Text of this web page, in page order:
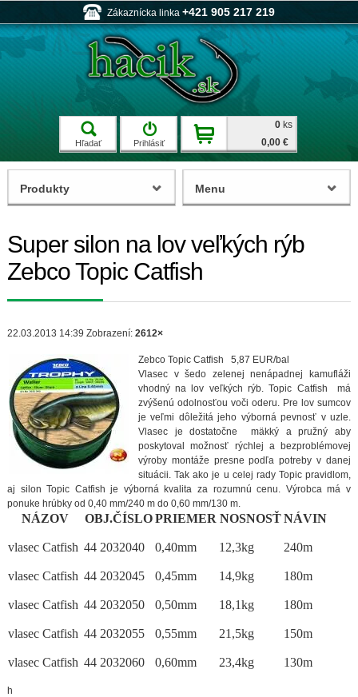
Zákaznícka linka +421 905 217 219
Hľadať Prihlásiť
0 ks
0,00 €
Super silon na lov veľkých rýb
Zebco Topic Catfish
22.03.2013 14:39 Zobrazení: 2612×
Zebco Topic Catfish 5,87 EUR/bal
Vlasec v šedo zelenej nenápadnej kamufláži
vhodný na lov veľkých rýb. Topic Catfish má
zvýšenú odolnosťou voči oderu. Pre lov sumcov
je veľmi dôležitá jeho výborná pevnosť v uzle.
Vlasec je dostatočne mäkký a pružný aby
poskytoval možnosť rýchlej a bezproblémovej
výroby montáže presne podľa potreby v danej
situácii. Tak ako je u celej rady Topic pravidlom,
aj silon Topic Catfish je výborná kvalita za rozumnú cenu. Výrobca má v
ponuke hrúbky od 0,40 mm/240 m do 0,60 mm/130 m.
NÁZOV OBJ.ČÍSLO PRIEMER NOSNOSŤ NÁVIN
vlasec Catfish 44 2032040 0,40mm 12,3kg 240m
vlasec Catfish 44 2032045 0,45mm 14,9kg 180m
vlasec Catfish 44 2032050 0,50mm 18,1kg 180m
vlasec Catfish 44 2032055 0,55mm 21,5kg 150m
vlasec Catfish 44 2032060 0,60mm 23,4kg 130m
h
Produkty Menu